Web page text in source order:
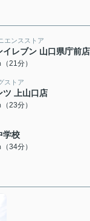
エンスストア
イレブン 山口県庁前店
21分）
ストア
ツ 上山口店
23分）
学校
34分）